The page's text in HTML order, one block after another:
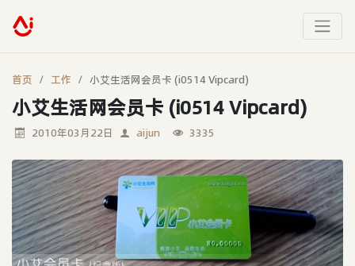
首页 工作 小艾生活网会员卡 (i0514 Vipcard)
小艾生活网会员卡 (i0514 Vipcard)
2010年03月22日 aijun 3335